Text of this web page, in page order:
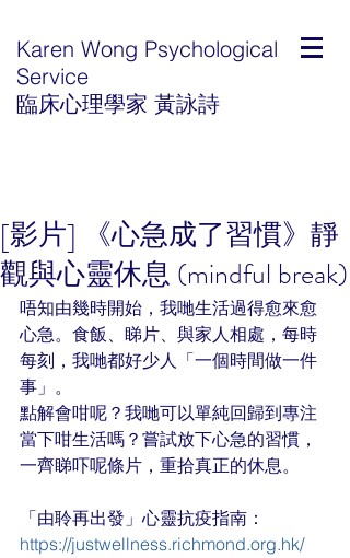
Karen Wong Psychological
Service
臨床心理學家 黃詠詩
[影片] 《心急成了習慣》靜
觀與心靈休息 (mindful break)
唔知由幾時開始，我哋生活過得愈來愈
心急。食飯、睇片、與家人相處，每時
每刻，我哋都好少人「一個時間做一件
事」。
點解會咁呢？我哋可以單純回歸到專注
當下咁生活嗎？嘗試放下心急的習慣，
一齊睇吓呢條片，重拾真正的休息。
「由聆再出發」心靈抗疫指南：
https://justwellness.richmond.org.hk/